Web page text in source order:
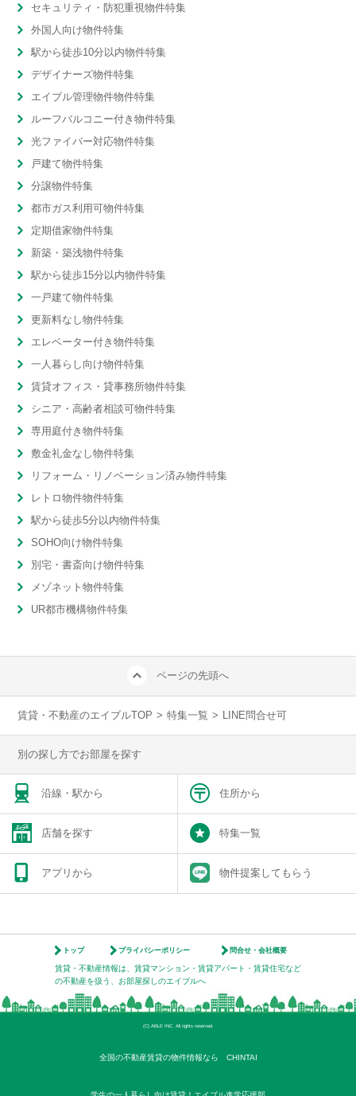
セキュリティ・防犯重視物件特集
外国人向け物件特集
駅から徒歩10分以内物件特集
デザイナーズ物件特集
エイブル管理物件物件特集
ルーフバルコニー付き物件特集
光ファイバー対応物件特集
戸建て物件特集
分譲物件特集
都市ガス利用可物件特集
定期借家物件特集
新築・築浅物件特集
駅から徒歩15分以内物件特集
一戸建て物件特集
更新料なし物件特集
エレベーター付き物件特集
一人暮らし向け物件特集
賃貸オフィス・貸事務所物件特集
シニア・高齢者相談可物件特集
専用庭付き物件特集
敷金礼金なし物件特集
リフォーム・リノベーション済み物件特集
レトロ物件物件特集
駅から徒歩5分以内物件特集
SOHO向け物件特集
別宅・書斎向け物件特集
メゾネット物件特集
UR都市機構物件特集
ページの先頭へ
賃貸・不動産のエイブルTOP > 特集一覧 > LINE問合せ可
別の探し方でお部屋を探す
沿線・駅から 住所から
店舗を探す 特集一覧
アプリから 物件提案してもらう
トップ プライバシーポリシー 問合せ・会社概要
賃貸・不動産情報は、賃貸マンション・賃貸アパート・賃貸住宅など
の不動産を扱う、お部屋探しのエイブルへ
(C) ABLE INC. All rights reserved.
全国の不動産賃貸の物件情報なら CHINTAI